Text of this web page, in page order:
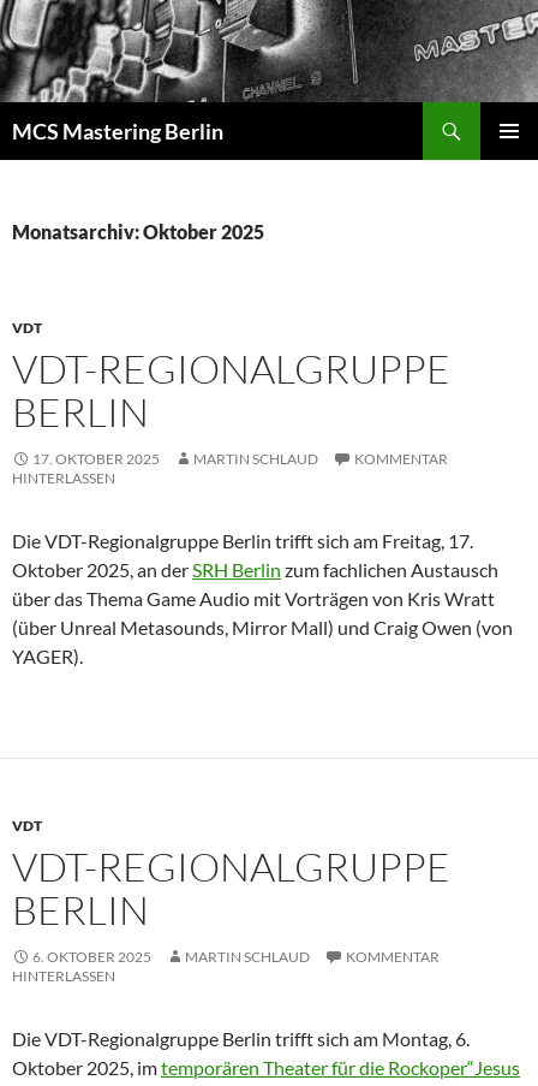
Zum
Inhalt
springen
MCS Mastering Berlin
Monatsarchiv: Oktober 2025
VDT
VDT-REGIONALGRUPPE
BERLIN
17. OKTOBER 2025 MARTIN SCHLAUD
KOMMENTAR
HINTERLASSEN
Die VDT-Regionalgruppe Berlin trifft sich am Freitag, 17.
Oktober 2025, an derSRH Berlin zum fachlichen Austausch
über das Thema Game Audio mit Vorträgen von Kris Wratt
(über Unreal Metasounds, Mirror Mall) und Craig Owen (von
YAGER).
VDT
VDT-REGIONALGRUPPE
BERLIN
6. OKTOBER 2025 MARTIN SCHLAUD
KOMMENTAR
HINTERLASSEN
Die VDT-Regionalgruppe Berlin trifft sich am Montag, 6.
Oktober 2025, imtemporären Theater für die Rockoper“Jesus